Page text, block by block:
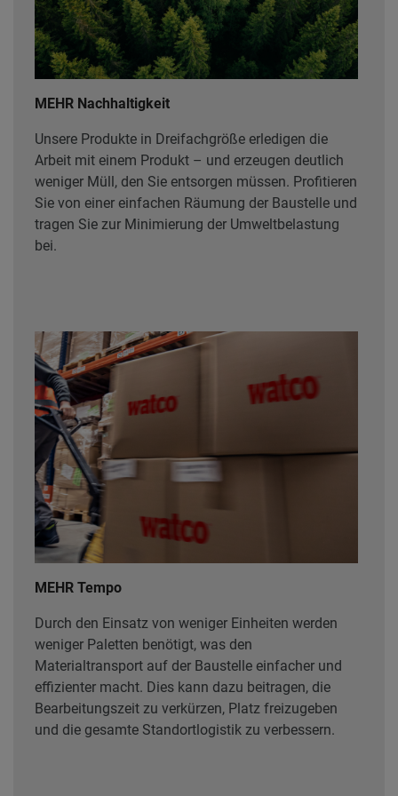
MEHR Nachhaltigkeit
Unsere Produkte in Dreifachgröße erledigen die
Arbeit mit einem Produkt – und erzeugen deutlich
weniger Müll, den Sie entsorgen müssen. Profitieren
Sie von einer einfachen Räumung der Baustelle und
tragen Sie zur Minimierung der Umweltbelastung
bei.
MEHR Tempo
Durch den Einsatz von weniger Einheiten werden
weniger Paletten benötigt, was den
Materialtransport auf der Baustelle einfacher und
effizienter macht. Dies kann dazu beitragen, die
Bearbeitungszeit zu verkürzen, Platz freizugeben
und die gesamte Standortlogistik zu verbessern.